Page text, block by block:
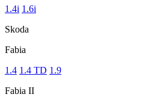
1.4i 1.6i
Skoda
Fabia
1.4 1.4 TD 1.9
Fabia II